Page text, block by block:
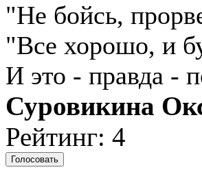
"Не бойсь,
"Все хорошо, и
И это - правда -
Суровикина
Рейтинг: 4